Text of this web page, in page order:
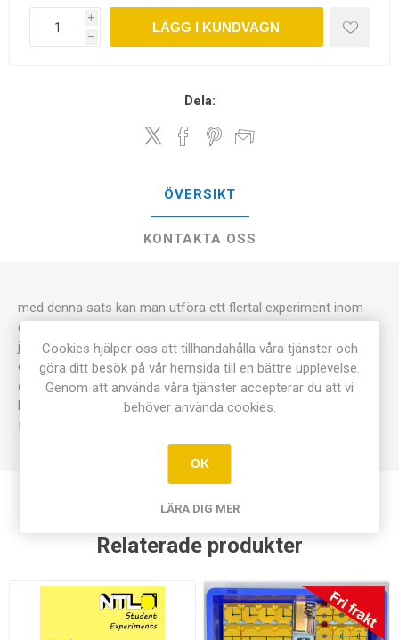
i
h
LÄGG I KUNDVAGN
Dela:
ÖVERSIKT
KONTAKTA OSS
med denna sats kan man utföra ett flertal experiment inom
elektrodynamik. Utför experiment med magnetfält i spolar,
jordmagnetfältet, kinetisk energi från elektrisk energi samt
olika varianter av motorer och generator. För att utföra
experimenten behövs även Ellära 1 P9901-4D, nätaggregat ex.
P3130-3D och mätinstrument. Levereras i praktisk
förvaringslåda. Experimentmanual köps separat, engelsk text.
Relaterade produkter
Cookies hjälper oss att tillhandahålla våra tjänster och
göra ditt besök på vår hemsida till en bättre upplevelse.
Genom att använda våra tjänster accepterar du att vi
behöver använda cookies.
OK
LÄRA DIG MER